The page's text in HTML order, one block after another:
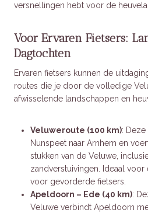
versnellingen hebt voor de
Voor Ervaren Fietsers:
Dagtochten
Ervaren fietsers kunnen de
routes die je door de volledige
afwisselende landschappen en
Veluweroute (100 km):
Nunspeet naar Arnhem en
stukken van de Veluwe,
zandverstuivingen. Ideaal
voor gevorderde fietsers.
Apeldoorn – Ede (40 km):
Veluwe verbindt Apeldoorn